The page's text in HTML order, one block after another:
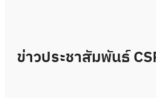
ข่าวประชาสัมพันธ์